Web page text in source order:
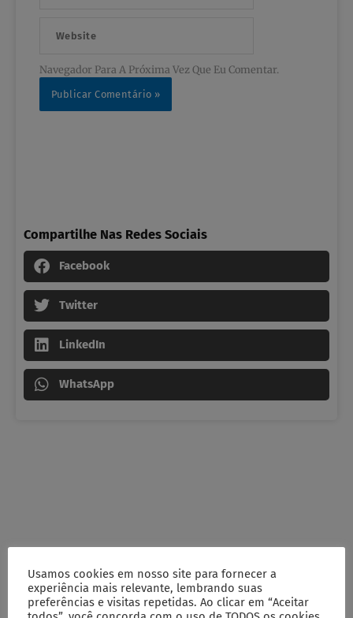
Navegador Para A Próxima Vez Que Eu Comentar.
Compartilhe Nas Redes Sociais
Facebook
Twitter
LinkedIn
WhatsApp
Usamos cookies em nosso site para fornecer a
experiência mais relevante, lembrando suas
preferências e visitas repetidas. Ao clicar em “Aceitar